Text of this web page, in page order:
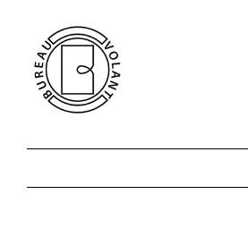
contenu
Agence